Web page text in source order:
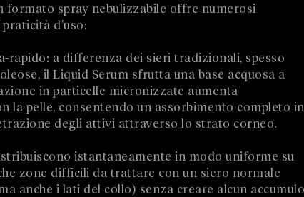
formato spray nebulizzabile offre numerosi
d'uso:
rapido: a differenza dei sieri tradizionali, spesso
il Liquid Serum sfrutta una base acquosa a
in particelle micronizzate aumenta
la pelle, consentendo un assorbimento completo in
degli attivi attraverso lo strato corneo.
istantaneamente in modo uniforme su
zone difficili da trattare con un siero normale
anche i lati del collo) senza creare alcun accumulo